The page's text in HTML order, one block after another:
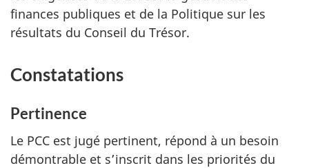
finances publiques et de la Politique sur les
résultats du Conseil du Trésor.
Constatations
Pertinence
Le PCC est jugé pertinent, répond à un besoin
démontrable et s’inscrit dans les priorités du